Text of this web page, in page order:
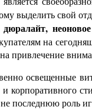
выделить свой
на
привлечение
освещенные
последнюю роль